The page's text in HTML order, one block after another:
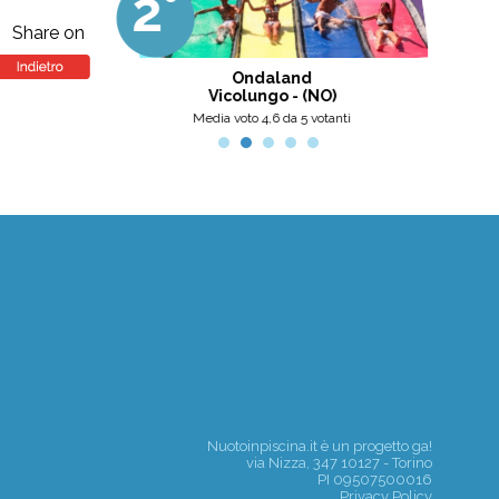
Share on
Ottima scelta, nel pinerolese il
meglio, secondo me.
Ondaland
Vicolungo - (NO)
Media voto 4,6 da 5 votanti
Nuotoinpiscina.it è un progetto ga!
via Nizza, 347 10127 - Torino
PI 09507500016